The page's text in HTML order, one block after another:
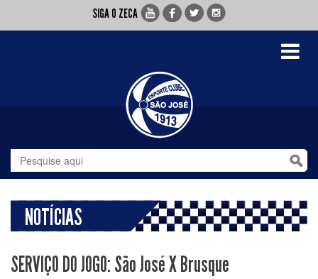
SIGA O ZECA
Toggle
NOTÍCIAS
SERVIÇO DO JOGO: São José X Brusque